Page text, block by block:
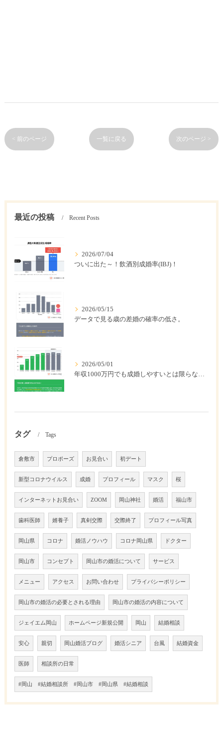
< 前のページ 一覧に戻る 次のページ >
最近の投稿 Recent Posts
2026/07/04
ついに出た～！飲酒別成婚率(IBJ)！
2026/05/15
データで見る歳の差婚の確率の低さ。
2026/05/01
年収1000万円でも成婚しやすいとは限らない? 「年収帯別の成婚率」のリアル
タグ Tags
倉敷市 プロポーズ お見合い 初デート
新型コロナウイルス 成婚 プロフィール マスク 桜
インターネットお見合い ZOOM 岡山神社 婚活 福山市
歯科医師 婿養子 真剣交際 交際終了 プロフィール写真
岡山県 コロナ 婚活ノウハウ コロナ岡山県 ドクター
岡山市 コンセプト 岡山市の婚活について サービス
メニュー アクセス お問い合わせ プライバシーポリシー
岡山市の婚活の必要とされる理由 岡山市の婚活の内容について
ジェイエム岡山 ホームページ新規公開 岡山 結婚相談
安心 親切 岡山婚活ブログ 婚活シニア 台風 結婚資金
医師 相談所の日常
#岡山 #結婚相談所 #岡山市 #岡山県 #結婚相談